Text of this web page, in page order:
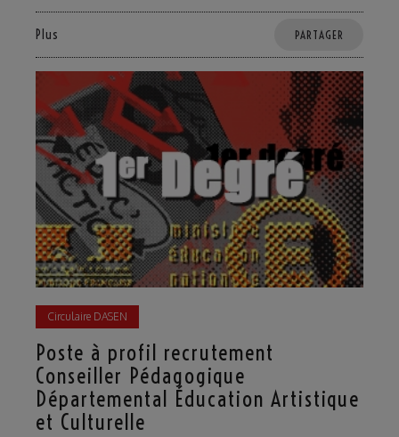
Plus PARTAGER
Circulaire DASEN
Poste à profil recrutement
Conseiller Pédagogique
Départemental Éducation Artistique
et Culturelle